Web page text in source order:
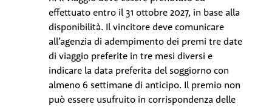
effettuato entro il 31 ottobre 2027, in base alla
disponibilità. Il vincitore deve comunicare
all’agenzia di adempimento dei premi tre date
di viaggio preferite in tre mesi diversi e
indicare la data preferita del soggiorno con
almeno 6 settimane di anticipo. Il premio non
può essere usufruito in corrispondenza delle